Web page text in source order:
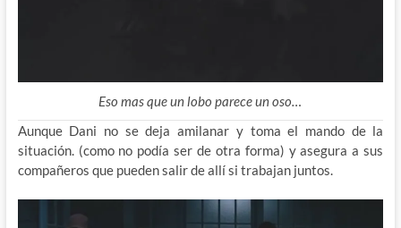
Eso mas que un lobo parece un oso…
Aunque Dani no se deja amilanar y toma el mando de la
situación. (como no podía ser de otra forma) y asegura a sus
compañeros que pueden salir de allí si trabajan juntos.